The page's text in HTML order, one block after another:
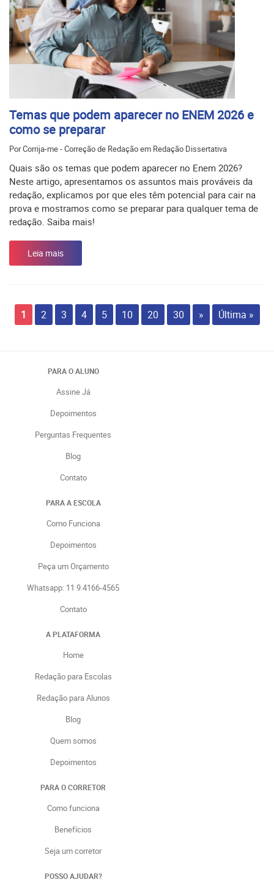
Temas que podem aparecer no ENEM 2026 e
como se preparar
Por Corrija-me - Correção de Redação em Redação Dissertativa
Quais são os temas que podem aparecer no Enem 2026?
Neste artigo, apresentamos os assuntos mais prováveis da
redação, explicamos por que eles têm potencial para cair na
prova e mostramos como se preparar para qualquer tema de
redação. Saiba mais!
Leia mais
1 2 3 4 5 10 20 30 » Última »
PARA O ALUNO
Assine Já
Depoimentos
Perguntas Frequentes
Blog
Contato
PARA A ESCOLA
Como Funciona
Depoimentos
Peça um Orçamento
Whatsapp: 11 9.4166-4565
Contato
A PLATAFORMA
Home
Redação para Escolas
Redação para Alunos
Blog
Quem somos
Depoimentos
PARA O CORRETOR
Como funciona
Benefícios
Seja um corretor
POSSO AJUDAR?